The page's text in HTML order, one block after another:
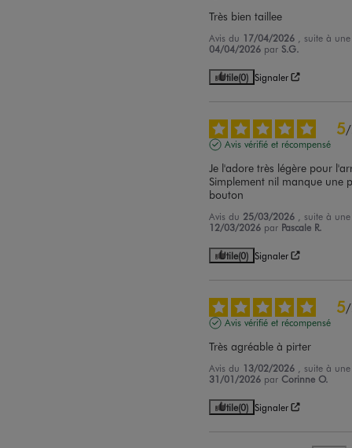
Très bien taillee
Avis du 17/04/2026
, suite à
04/04/2026 par S.G.
Utile(0) Signaler
5/
Avis vérifié et récompensé
Je l'adore très légère pour
Simplement nil manque une
bouton
Avis du 25/03/2026
, suite à
12/03/2026 par Pascale R.
Utile(0) Signaler
5/
Avis vérifié et récompensé
Très agréable à pirter
Avis du 13/02/2026
, suite à
31/01/2026 parCorinne O.
Utile(0) Signaler